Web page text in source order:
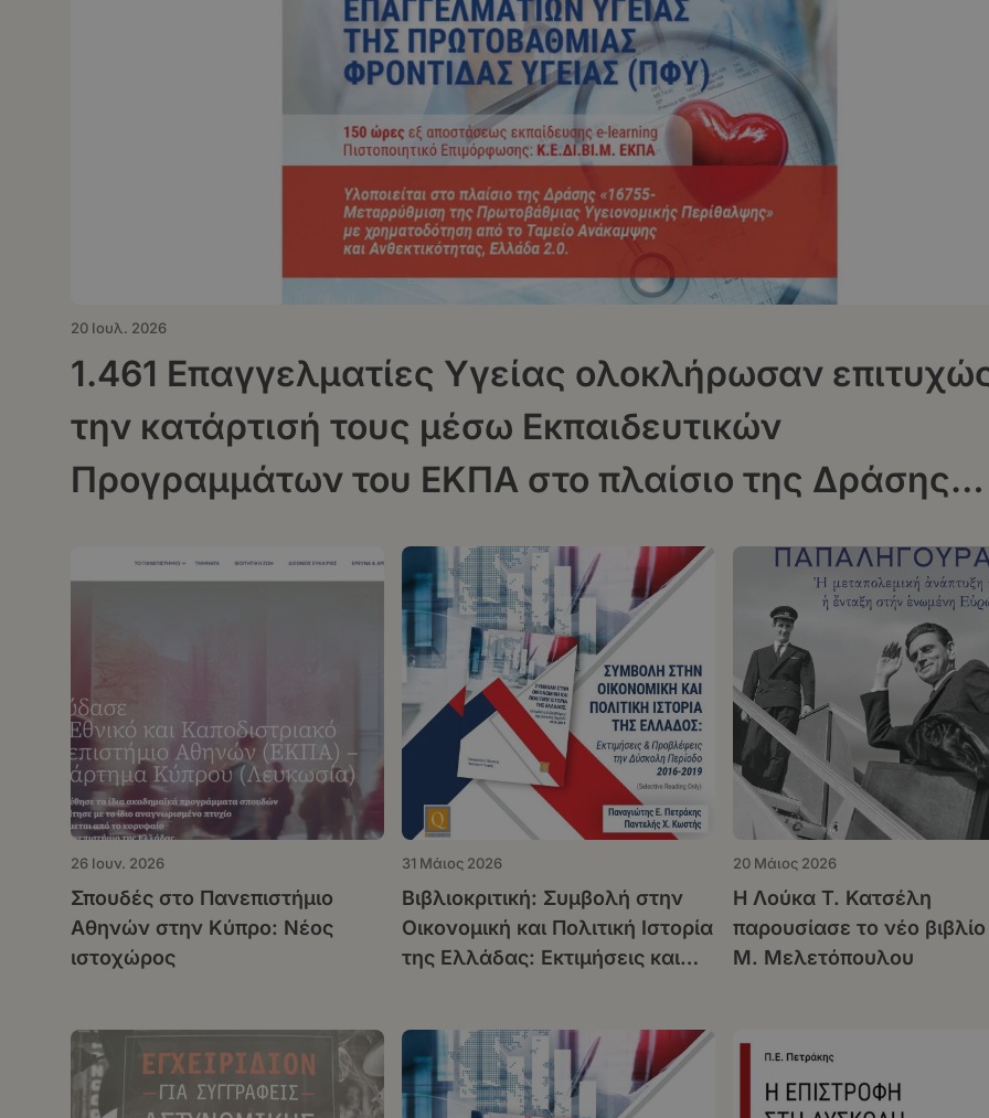
20 Ιουλ. 2026
1.461 Επαγγελματίες Υγείας ολοκλήρωσαν
την κατάρτισή τους μέσω Εκπαιδευτικών
Προγραμμάτων του ΕΚΠΑ στο πλαίσιο της Δράσης
Περίθαλψης»
26 Ιουν. 2026
Σπουδές στο Πανεπιστήμιο
Αθηνών στην Κύπρο: Νέος
ιστοχώρος
31 Μάιος 2026
Βιβλιοκριτική: Συμβολή στην
Οικονομική και Πολιτική Ιστορία
της Ελλάδας: Εκτιμήσεις και
20 Μάιος 2026
Η Λούκα Τ. Κατσέλη
παρουσίασε το νέο
Μ. Μελετόπουλου